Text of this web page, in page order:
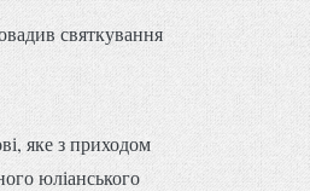
святкування
яке з приходом
юліанського